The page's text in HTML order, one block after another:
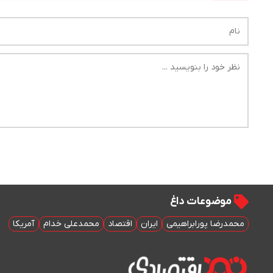
موضوعات داغ
محمدرضا پورابراهیمی ایران اقتصاد محمدعلی خدام آمریکا